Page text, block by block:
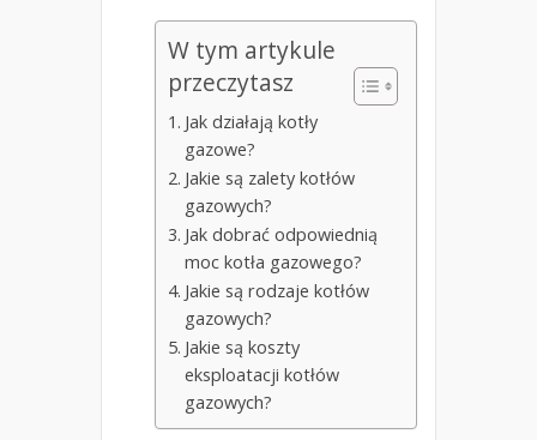
W tym artykule
przeczytasz
Jak działają kotły
gazowe?
Jakie są zalety kotłów
gazowych?
Jak dobrać odpowiednią
moc kotła gazowego?
Jakie są rodzaje kotłów
gazowych?
Jakie są koszty
eksploatacji kotłów
gazowych?